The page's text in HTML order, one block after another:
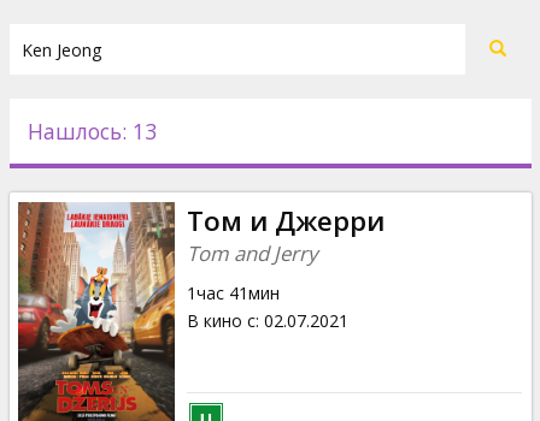
Новости
Подарки
Кинозакуски
B2B
Нашлось: 13
Том и Джерри
Tom and Jerry
1час 41мин
В кино с: 02.07.2021